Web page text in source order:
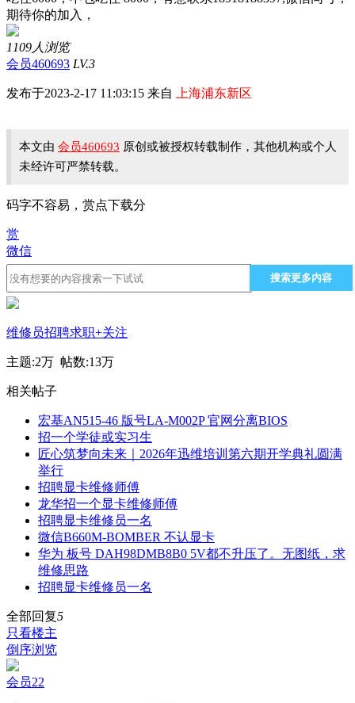
期待你的加入，
1109人浏览
会员460693 LV.3
发布于2023-2-17 11:03:15 来自 上海浦东新区
本文由 会员460693 原创或被授权转载制作，其他机构或个人
未经许可严禁转载。
码字不容易，赏点下载分
赏
微信
搜索更多内容
维修员招聘求职+关注
主题:2万 帖数:13万
相关帖子
宏基AN515-46 版号LA-M002P 官网分离BIOS
招一个学徒或实习生
匠心筑梦向未来｜2026年迅维培训第六期开学典礼圆满
举行
招聘显卡维修师傅
龙华招一个显卡维修师傅
招聘显卡维修员一名
微信B660M-BOMBER 不认显卡
华为 板号 DAH98DMB8B0 5V都不升压了。无图纸，求
维修思路
招聘显卡维修员一名
全部回复5
只看楼主
倒序浏览
会员22